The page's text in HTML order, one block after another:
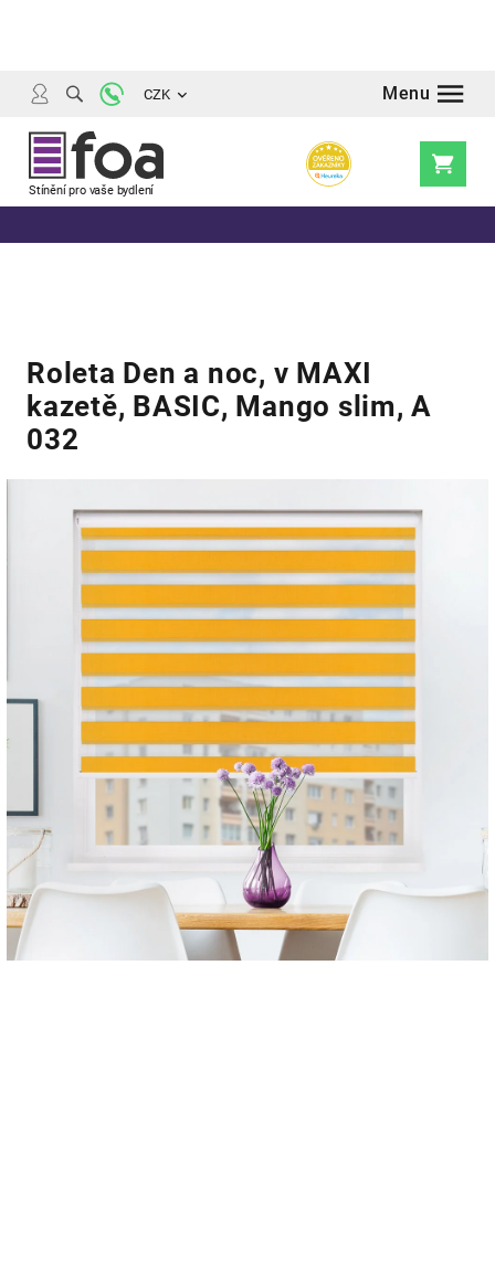
CZK
Nákupní
Roleta Den a noc, v MAXI
kazetě, BASIC, Mango slim, A
032